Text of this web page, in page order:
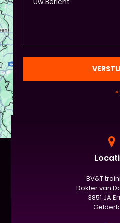
+ zorg ervoor dat de
en die van Piet en
gezien de
officiële/vaste werkvorm
*
BV&T
Dokter van
3851 JA